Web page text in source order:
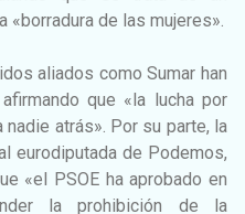
«borradura de las mujeres».
aliados como Sumar han
que «la lucha por
atrás». Por su parte, la
eurodiputada de Podemos,
«el PSOE ha aprobado en
la prohibición de la